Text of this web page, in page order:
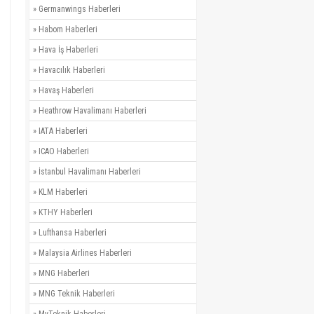
» Germanwings Haberleri
» Habom Haberleri
» Hava İş Haberleri
» Havacılık Haberleri
» Havaş Haberleri
» Heathrow Havalimanı Haberleri
» IATA Haberleri
» ICAO Haberleri
» İstanbul Havalimanı Haberleri
» KLM Haberleri
» KTHY Haberleri
» Lufthansa Haberleri
» Malaysia Airlines Haberleri
» MNG Haberleri
» MNG Teknik Haberleri